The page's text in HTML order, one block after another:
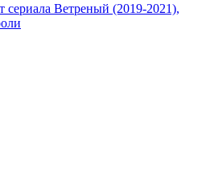
Ветреный (2019-2021),